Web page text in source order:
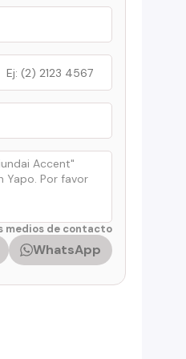
medios de contacto
WhatsApp